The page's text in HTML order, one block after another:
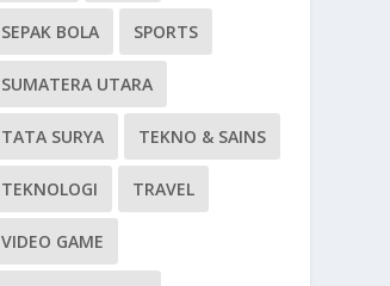
SEPAK BOLA SPORTS
SUMATERA UTARA
TATA SURYA TEKNO & SAINS
TEKNOLOGI TRAVEL
VIDEO GAME